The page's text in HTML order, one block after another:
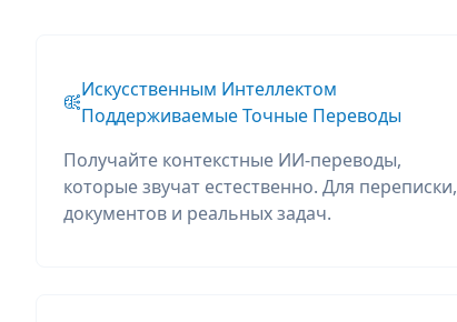
Искусственным Интеллектом
Поддерживаемые Точные Переводы
Получайте контекстные ИИ-переводы,
которые звучат естественно. Для переписки,
документов и реальных задач.